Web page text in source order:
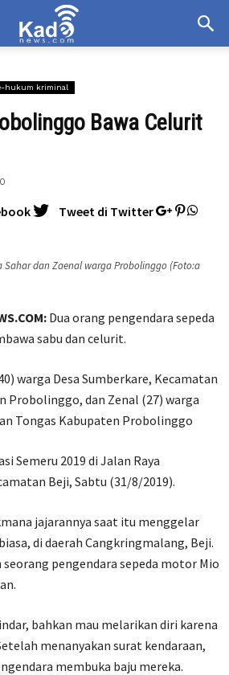
hukum kriminal
Bawa Celurit
0
Tweet di Twitter
Sahar dan Zaenal warga Probolinggo (Foto:a
Dua orang pengendara sepeda
sabu dan celurit.
warga Desa Sumberkare, Kecamatan
Probolinggo, dan Zenal (27) warga
Tongas Kabupaten Probolinggo
Semeru 2019 di Jalan Raya
Beji, Sabtu (31/8/2019).
jajarannya saat itu menggelar
di daerah Cangkringmalang, Beji.
seorang pengendara sepeda motor Mio
bahkan mau melarikan diri karena
menanyakan surat kendaraan,
membuka baju mereka.